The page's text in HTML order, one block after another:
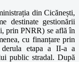
din Cicănești,
destinate gestionării
prin PNRR) se află în
cu finanțare prin
etapa a II-a a
public stradal. După